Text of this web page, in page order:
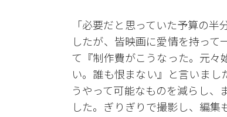
「必要だと思っていた予算の
したが、皆映画に愛情を持っ
て『制作費がこうなった。元々
い。誰も恨まない』と言いま
うやって可能なものを減らし
した。ぎりぎりで撮影し、編